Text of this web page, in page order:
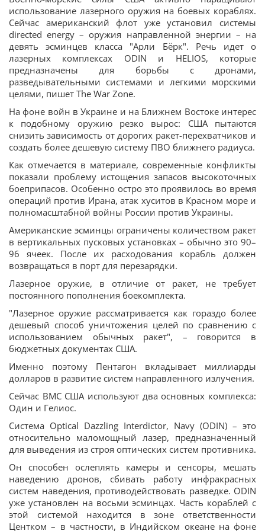
использование лазерного оружия на боевых кораблях.
Сейчас американский флот уже установил системы
directed energy – оружия направленной энергии – на
девять эсминцев класса "Арли Бёрк". Речь идет о
лазерных комплексах ODIN и HELIOS, которые
предназначены для борьбы с дронами,
разведывательными системами и легкими морскими
целями, пишет The War Zone.
На фоне войн в Украине и на Ближнем Востоке интерес
к подобному оружию резко вырос: США пытаются
снизить зависимость от дорогих ракет-перехватчиков и
создать более дешевую систему ПВО ближнего радиуса.
Как отмечается в материале, современные конфликты
показали проблему истощения запасов высокоточных
боеприпасов. Особенно остро это проявилось во время
операций против Ирана, атак хуситов в Красном море и
полномасштабной войны России против Украины.
Американские эсминцы ограничены количеством ракет
в вертикальных пусковых установках – обычно это 90–
96 ячеек. После их расходования корабль должен
возвращаться в порт для перезарядки.
Лазерное оружие, в отличие от ракет, не требует
постоянного пополнения боекомплекта.
"Лазерное оружие рассматривается как гораздо более
дешевый способ уничтожения целей по сравнению с
использованием обычных ракет", – говорится в
бюджетных документах США.
Именно поэтому Пентагон вкладывает миллиарды
долларов в развитие систем направленного излучения.
Сейчас ВМС США используют два основных комплекса:
Один и Гелиос.
Система Optical Dazzling Interdictor, Navy (ODIN) – это
относительно маломощный лазер, предназначенный
для выведения из строя оптических систем противника.
Он способен ослеплять камеры и сенсоры, мешать
наведению дронов, сбивать работу инфракрасных
систем наведения, противодействовать разведке. ODIN
уже установлен на восьми эсминцах. Часть кораблей с
этой системой находится в зоне ответственности
Центком – в частности, в Индийском океане на фоне